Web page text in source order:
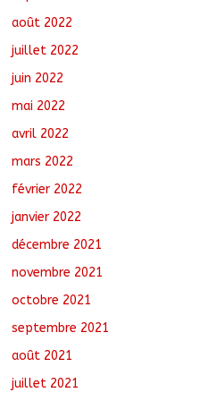
août 2022
juillet 2022
juin 2022
mai 2022
avril 2022
mars 2022
février 2022
janvier 2022
décembre 2021
novembre 2021
octobre 2021
septembre 2021
août 2021
juillet 2021